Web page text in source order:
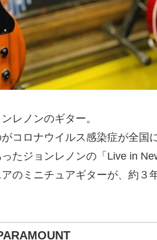
レノンのギター。
コロナウイルス感染症が全国
たジョンレノンの「Live in
のミニチュアギターが、約３